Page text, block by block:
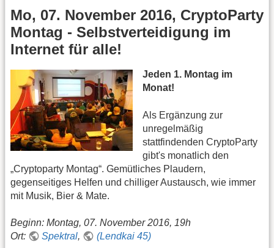
Mo, 07. November 2016, CryptoParty
Montag - Selbstverteidigung im
Internet für alle!
Jeden 1. Montag im
Monat!
Als Ergänzung zur
unregelmäßig
stattfindenden CryptoParty
gibt's monatlich den
„Cryptoparty Montag“. Gemütliches Plaudern,
gegenseitiges Helfen und chilliger Austausch, wie immer
mit Musik, Bier & Mate.
Beginn: Montag, 07. November 2016, 19h
Ort:
Spektral, (Lendkai 45)